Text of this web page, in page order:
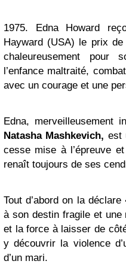
1975. Edna Howard
Hayward (USA) le prix
chaleureusement pour
l’enfance maltraité,
avec un courage et une
Edna, merveilleusement
Natasha Mashkevich, est
cesse mise à l’épreuve
renaît toujours de ses
Tout d’abord on la
à son destin fragile et
et la force à laisser de
y découvrir la violence
d’un mari.